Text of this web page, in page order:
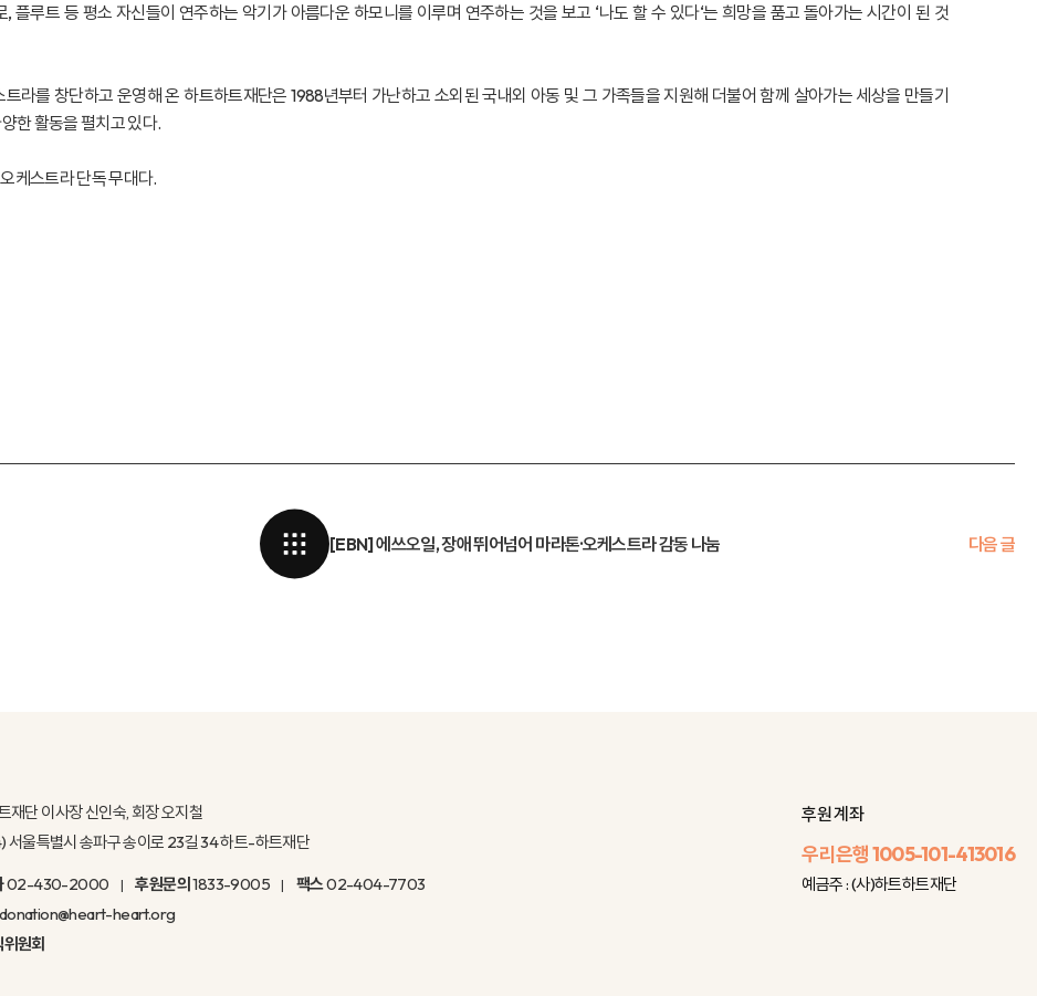
루트 등 평소 자신들이 연주하는 악기가 아름다운 하모니를 이루며 연주하는 것을 보고 ‘나도 할 수 있다‘는 희망을 품고 돌아가는 시간이 된 것
를 창단하고 운영해 온 하트하트재단은 1988년부터 가난하고 소외된 국내외 아동 및 그 가족들을 지원해 더불어 함께 살아가는 세상을 만들기
한 활동을 펼치고 있다.
케스트라 단독 무대다.
[EBN] 에쓰오일, 장애 뛰어넘어 마라톤·오케스트라 감동 나눔 다음 글
재단 이사장 신인숙, 회장 오지철
울특별시 송파구 송이로 23길 34 하트-하트재단
02-430-2000 후원문의1833-9005 팩스02-404-7703
donation@heart-heart.org
원회
후원 계좌
우리은행1005-101-413016
예금주 : (사)하트하트재단